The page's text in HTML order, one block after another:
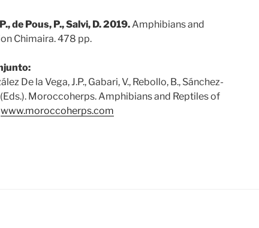
de Pous, P., Salvi, D. 2019. Amphibians and
Chimaira. 478 pp.
De la Vega, J.P., Gabari, V., Rebollo, B., Sánchez-
(Eds.). Moroccoherps. Amphibians and Reptiles of
www.moroccoherps.com